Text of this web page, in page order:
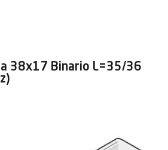
38x17 Binario L=35/36